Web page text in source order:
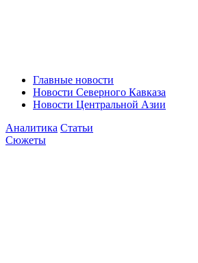
Главные новости
Новости Северного Кавказа
Новости Центральной Азии
Аналитика Статьи
Сюжеты